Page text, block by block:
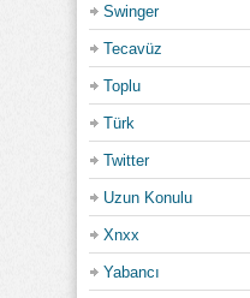
Swinger
Tecavüz
Toplu
Türk
Twitter
Uzun Konulu
Xnxx
Yabancı